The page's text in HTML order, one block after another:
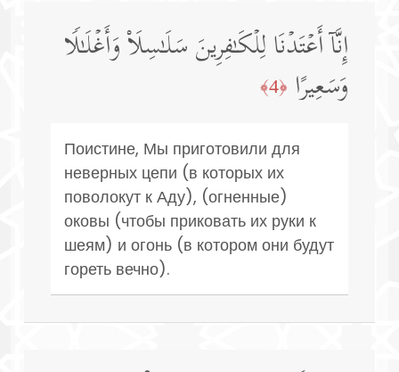
إِنَّاۤ أَعۡتَدۡنَا لِلۡكَـٰفِرِینَ سَلَـٰسِلَا۟ وَأَغۡلَـٰلࣰا
وَسَعِیرًا ﴿4﴾
Поистине, Мы приготовили для
неверных цепи (в которых их
поволокут к Аду), (огненные)
оковы (чтобы приковать их руки к
шеям) и огонь (в котором они будут
гореть вечно).